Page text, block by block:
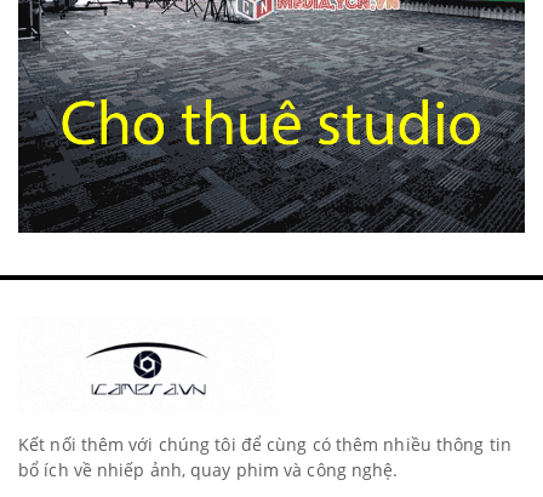
Kết nối thêm với chúng tôi để cùng có thêm nhiều thông tin
bổ ích về nhiếp ảnh, quay phim và công nghệ.